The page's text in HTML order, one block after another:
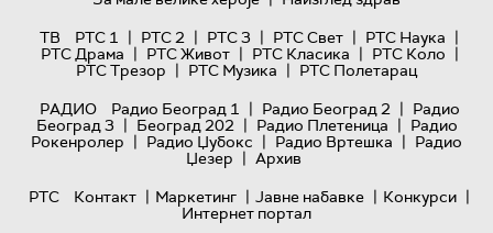
ТВ
РТС 1 | РТС 2 | РТС 3 | РТС Свет | РТС Наука |
РТС Драма | РТС Живот | РТС Класика | РТС Коло |
РТС Трезор | РТС Музика | РТС Полетарац
РАДИО
Радио Београд 1 | Радио Београд 2 | Радио
Београд 3 | Београд 202 | Радио Плетеница | Радио
Рокенролер | Радио Џубокс | Радио Вртешка | Радио
Џезер | Архив
РТС
Контакт | Маркетинг | Јавне набавке | Конкурси |
Интернет портал